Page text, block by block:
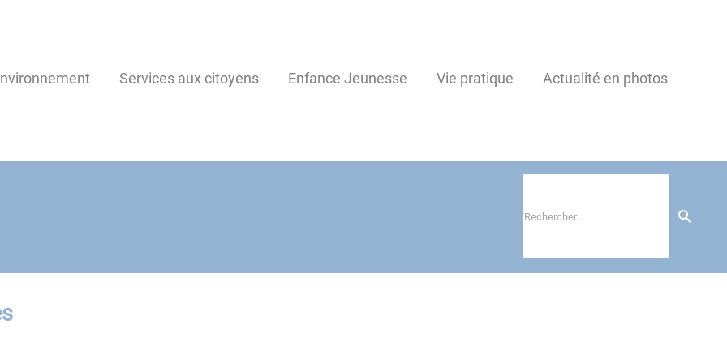
Services aux citoyens Enfance Jeunesse Vie pratique Actualité en photos